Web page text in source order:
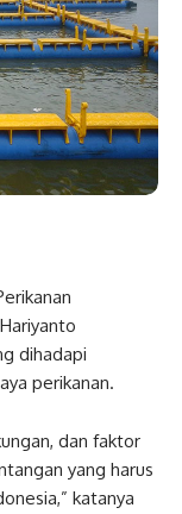
dihadapi
perikanan.
dan faktor
yang harus
katanya